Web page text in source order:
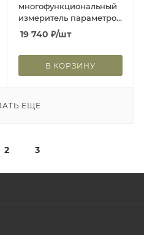
многофункциональный
измеритель параметров
сети ЦП-МИПС96-0,5-Р
TDM
19 740 ₽/шт
В КОРЗИНУ
ЕЩЕ
2 3